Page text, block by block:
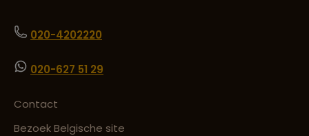
020-4202220
020-627 51 29
Contact
Bezoek Belgische site